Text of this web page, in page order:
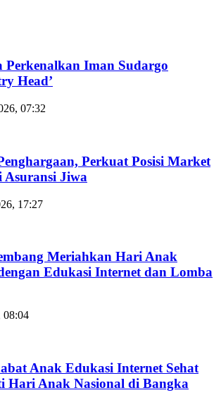
Perkenalkan Iman Sudargo
Head’
07:32
Perkuat Posisi Market
Jiwa
17:27
Meriahkan Hari Anak
Edukasi Internet dan Lomba
08:04
Anak Edukasi Internet Sehat
Hari Anak Nasional di Bangka